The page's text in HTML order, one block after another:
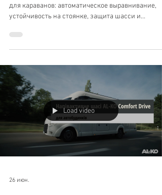
для караванов: автоматическое выравнивание,
устойчивость на стоянке, защита шасси и
Load video
26 июн.